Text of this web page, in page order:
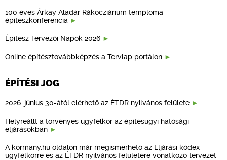
100 éves Árkay Aladár Rákócziánum temploma
építészkonferencia
Építész Tervezői Napok 2026
Online építésztovábbképzés a Tervlap portálon
ÉPÍTÉSI JOG
2026. június 30-ától elérhető az ÉTDR nyilvános felülete
Helyreállt a törvényes ügyfélkör az építésügyi hatósági
eljárásokban
A kormany.hu oldalon már megismerhető az Eljárási kódex
ügyfélkörre és az ÉTDR nyilvános felületére vonatkozó tervezet